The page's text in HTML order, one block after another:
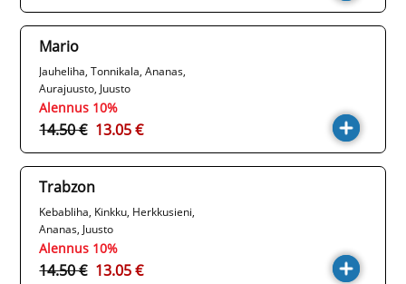
Mario
Jauheliha, Tonnikala, Ananas,
Aurajuusto, Juusto
Alennus 10%
14.50 € 13.05 €
Trabzon
Kebabliha, Kinkku, Herkkusieni,
Ananas, Juusto
Alennus 10%
14.50 € 13.05 €